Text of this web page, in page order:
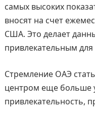
самых высоких
вносят на счет
США. Это делает
привлекательным
Стремление ОАЭ
центром еще больше
привлекательность,